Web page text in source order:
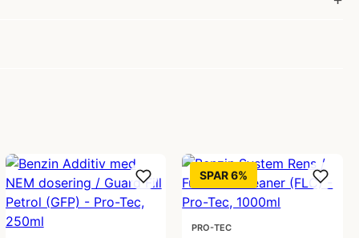
SPAR 6%
PRO-TEC